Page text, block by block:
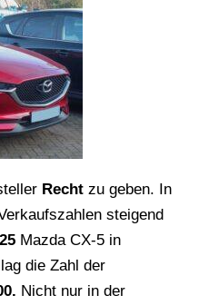
Recht zu geben. In
steigend
Mazda CX-5 in
die Zahl der
Nicht nur in der